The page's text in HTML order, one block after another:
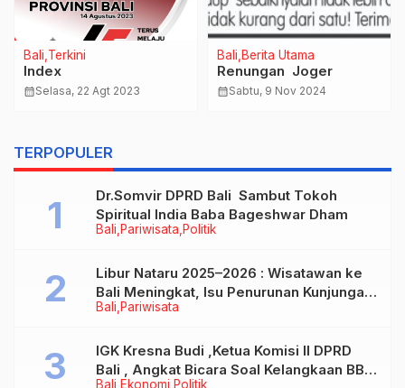
Bali Terkini
Index
calendar_monthSelasa, 22 Agt 2023
Bali Berita Utama
Renungan Joger
calendar_monthSabtu, 9 Nov 2024
TERPOPULER
Bali Pariwisata Politik
Dr.Somvir DPRD Bali Sambut Tokoh
Spiritual India Baba Bageshwar Dham
Bali Pariwisata
Libur Nataru 2025–2026 : Wisatawan ke
Bali Meningkat, Isu Penurunan Kunjungan
Tidak Benar
Bali Ekonomi Politik
IGK Kresna Budi ,Ketua Komisi II DPRD
Bali , Angkat Bicara Soal Kelangkaan BBM